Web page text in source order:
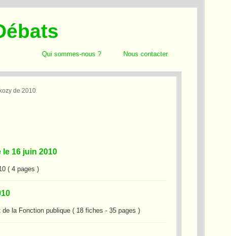
Qui sommes-nous ? Nous contacter
de 2010
16 juin 2010
( 4 pages )
la Fonction publique ( 18 fiches - 35 pages )